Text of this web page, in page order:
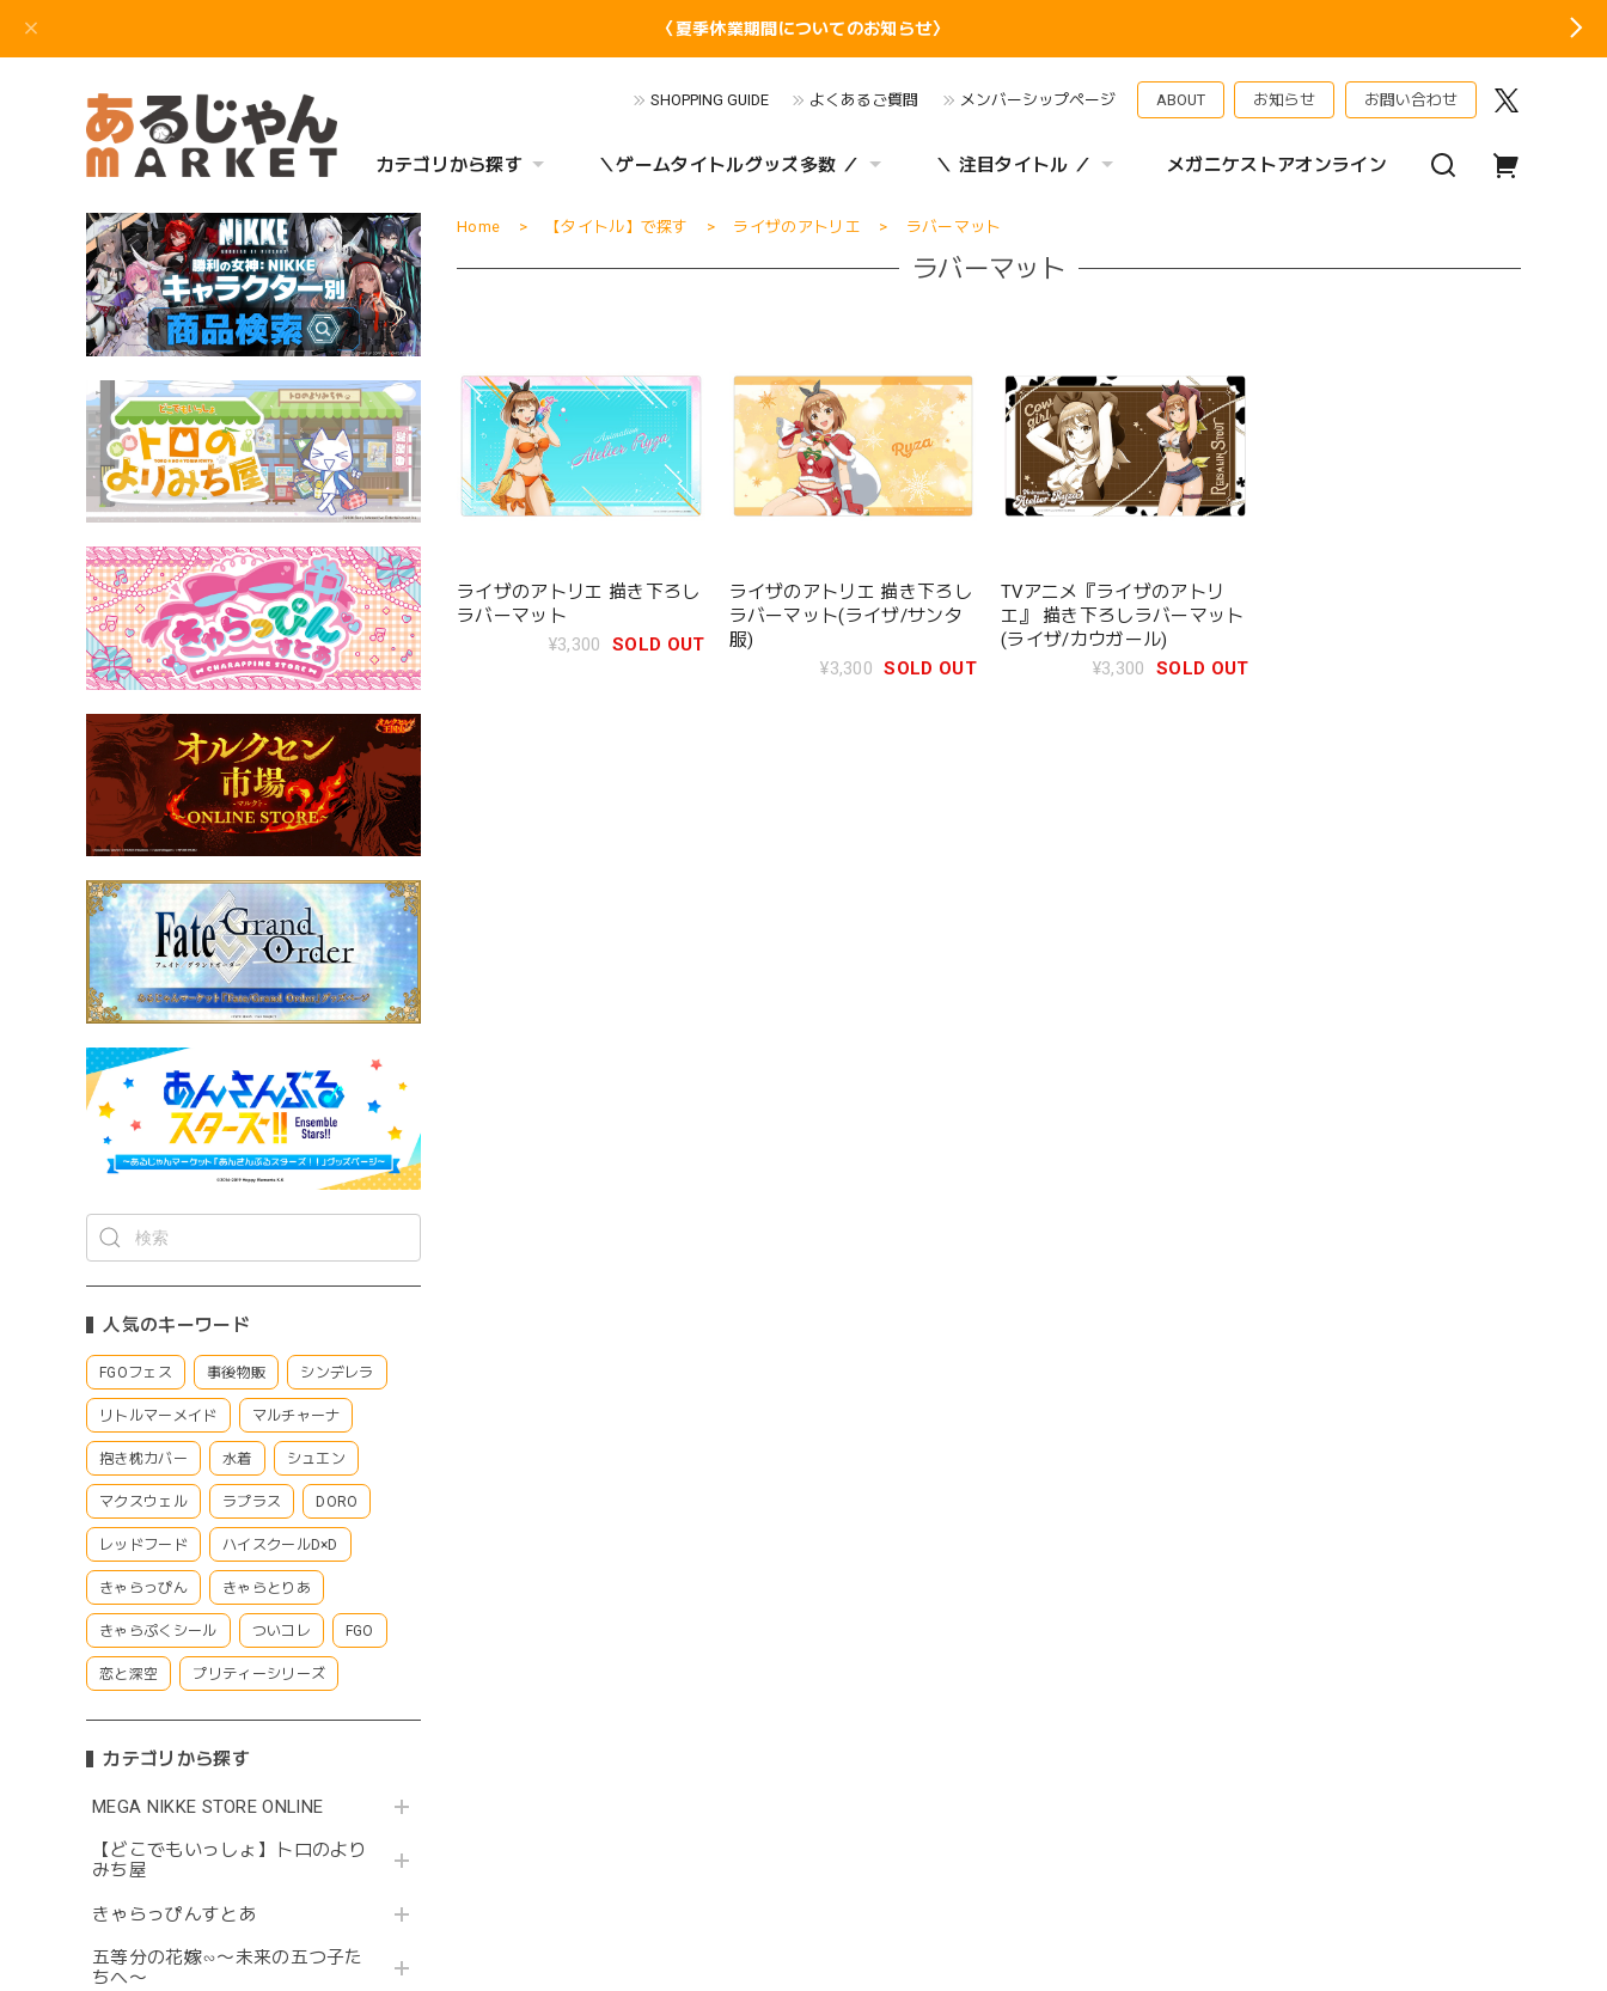
〈夏季休業期間についてのお知らせ〉
SHOPPING GUIDE よくあるご質問 メンバーシップページ ABOUT お知らせ お問い合わせ
カテゴリから探す ＼ゲームタイトルグッズ多数 ／ ＼ 注目タイトル ／ メガニケストアオンライン
人気のキーワード
FGOフェス 事後物販 シンデレラ
リトルマーメイド マルチャーナ
抱き枕カバー 水着 シュエン
マクスウェル ラプラス DORO
レッドフード ハイスクールD×D
きゃらっぴん きゃらとりあ
きゃらぷくシール ついコレ FGO
恋と深空 プリティーシリーズ
カテゴリから探す
MEGA NIKKE STORE ONLINE
【どこでもいっしょ】トロのより
みち屋
きゃらっぴんすとあ
五等分の花嫁∽〜未来の五つ子た
ちへ〜
Home 【タイトル】で探す ライザのアトリエ ラバーマット
ラバーマット
ライザのアトリエ 描き下ろし
ラバーマット
¥3,300
SOLD OUT
ライザのアトリエ 描き下ろし
ラバーマット(ライザ/サンタ
服)
¥3,300 SOLD OUT
TVアニメ『ライザのアトリ
エ』 描き下ろしラバーマット
(ライザ/カウガール)
¥3,300
SOLD OUT